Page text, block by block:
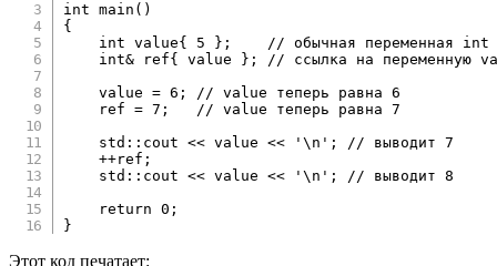
int
main ( )
{
int value{ 5 } ;
// обычная переменная int
int& ref{ value } ;
// ссылка на переменную
    value
= 6 ;
// value теперь равна 6
    ref
= 7 ;
// value теперь равна 7
    std
:: cout << value << '\n' ;
// выводит 7
++ref ;
    std
:: cout << value << '\n' ;
// выводит 8
return
0 ;
}
Этот код печатает: